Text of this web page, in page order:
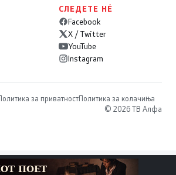
СЛЕДЕТЕ НÉ
Facebook
X / Twitter
YouTube
Instagram
за приватностПолитика за колачиња
© 2026 ТВ Алфа